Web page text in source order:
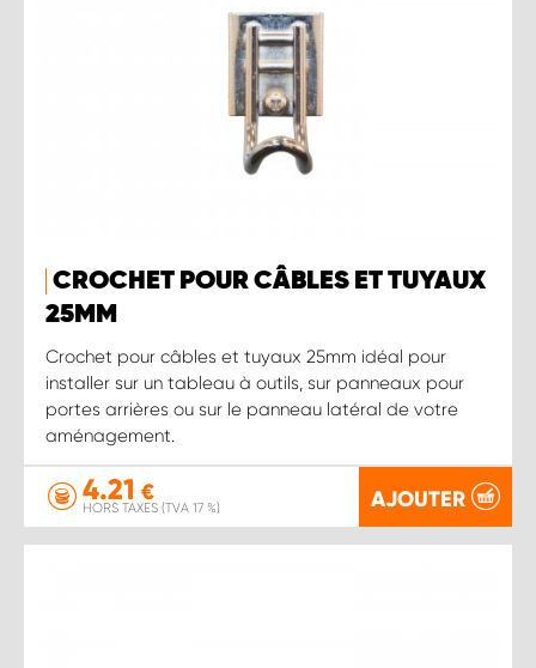
CROCHET POUR CÂBLES ET TUYAUX
25MM
Crochet pour câbles et tuyaux 25mm idéal pour
installer sur un tableau à outils, sur panneaux pour
portes arrières ou sur le panneau latéral de votre
aménagement.
4.21 €
HORS TAXES (TVA 17 %) AJOUTER